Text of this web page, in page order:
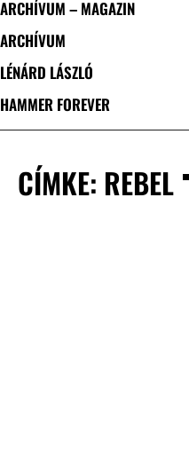
ARCHÍVUM – MAGAZIN
ARCHÍVUM
LÉNÁRD LÁSZLÓ
HAMMER FOREVER
CÍMKE: REBEL